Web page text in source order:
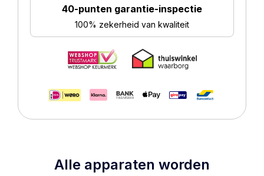
40-punten garantie-inspectie
100% zekerheid van kwaliteit
Alle apparaten worden